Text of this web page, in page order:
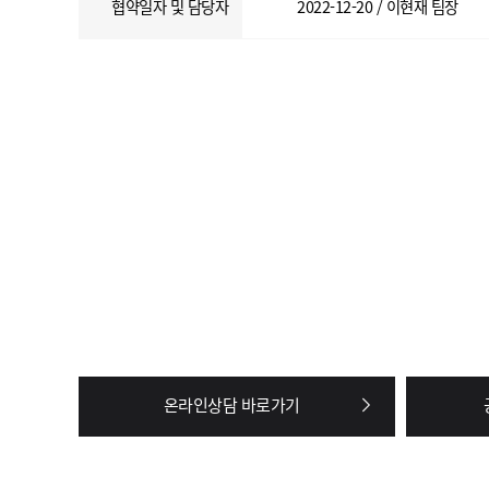
협약일자 및 담당자 2022-12-20 / 이현재 팀장
온라인상담 바로가기